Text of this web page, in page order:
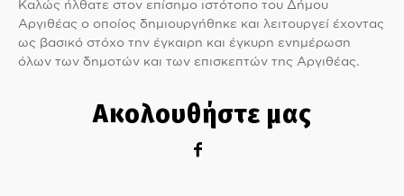
Καλώς ήλθατε στον επίσημο ιστότοπο του Δήμου
Αργιθέας ο οποίος δημιουργήθηκε και λειτουργεί έχοντας
ως βασικό στόχο την έγκαιρη και έγκυρη ενημέρωση
όλων των δημοτών και των επισκεπτών της Αργιθέας.
Ακολουθήστε μας